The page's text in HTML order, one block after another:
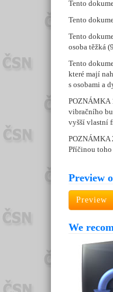
Tento
Tento
Tento
osoba těžká
Tento
které mají
s osobami a
POZNÁMKA
vibračního
vyšší vlastní
POZNÁMKA
Příčinou
Preview
Preview
We